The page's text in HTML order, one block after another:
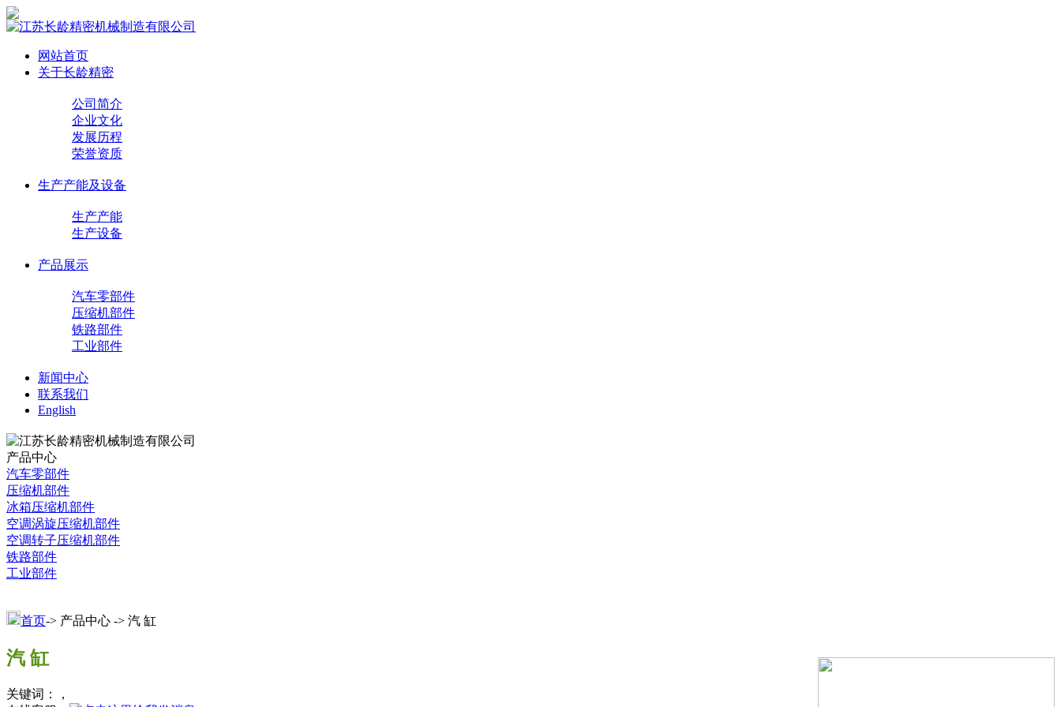
网站首页
关于长龄精密
公司简介
企业文化
发展历程
荣誉资质
生产产能及设备
生产产能
生产设备
产品展示
汽车零部件
压缩机部件
铁路部件
工业部件
新闻中心
联系我们
English
产品中心
汽车零部件
压缩机部件
冰箱压缩机部件
空调涡旋压缩机部件
空调转子压缩机部件
铁路部件
工业部件
首页-> 产品中心 -> 汽 缸
汽 缸
关键词：，